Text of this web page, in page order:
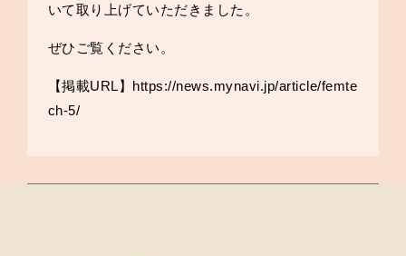
いて取り上げていただきました。
ぜひご覧ください。
【掲載URL】 https://news.mynavi.jp/article/femte
ch-5/